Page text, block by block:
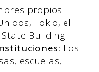
propios.
Tokio, el
Building.
Los
escuelas,